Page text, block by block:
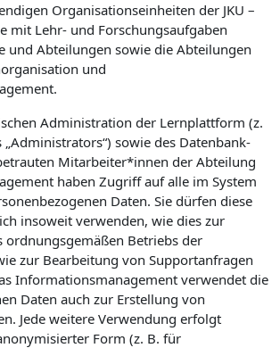
Organisationseinheiten der JKU –
mit Lehr- und Forschungsaufgaben
und Abteilungen sowie die Abteilungen
und
Administration der Lernplattform (z.
„Administrators“) sowie des Datenbank-
Mitarbeiter*innen der Abteilung
haben Zugriff auf alle im System
Daten. Sie dürfen diese
insoweit verwenden, wie dies zur
ordnungsgemäßen Betriebs der
zur Bearbeitung von Supportanfragen
Informationsmanagement verwendet die
Daten auch zur Erstellung von
Jede weitere Verwendung erfolgt
Form (z. B. für